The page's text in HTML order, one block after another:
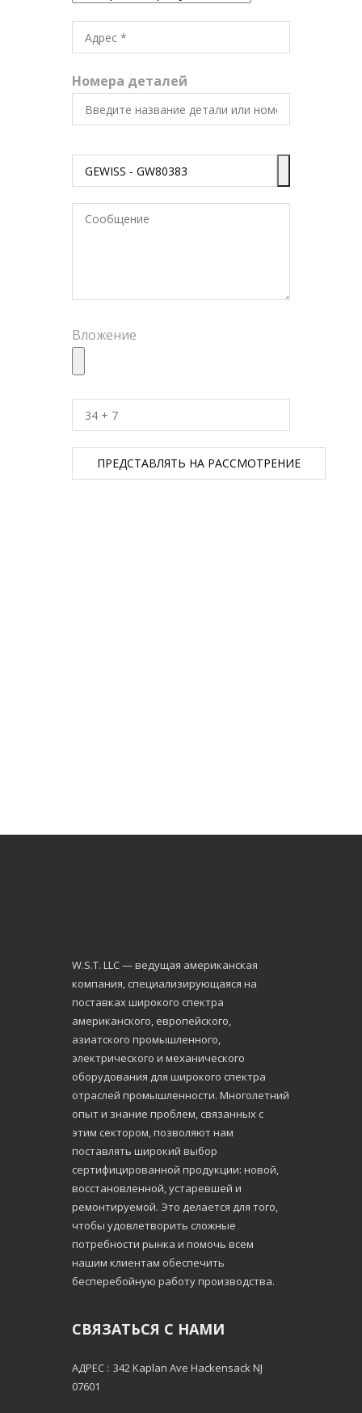
Номера деталей
Вложение
W.S.Т. LLC — ведущая американская
компания, специализирующаяся на
поставках широкого спектра
американского, европейского,
азиатского промышленного,
электрического и механического
оборудования для широкого спектра
отраслей промышленности. Многолетний
опыт и знание проблем, связанных с
этим сектором, позволяют нам
поставлять широкий выбор
сертифицированной продукции: новой,
восстановленной, устаревшей и
ремонтируемой. Это делается для того,
чтобы удовлетворить сложные
потребности рынка и помочь всем
нашим клиентам обеспечить
бесперебойную работу производства.
СВЯЗАТЬСЯ С НАМИ
АДРЕС : 342 Kaplan Ave Hackensack NJ
07601